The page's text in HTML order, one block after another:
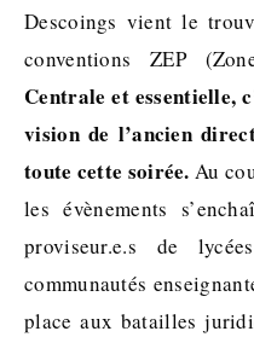
Descoings vient le
conventions ZEP
Centrale et essentielle,
vision de l’ancien
toute cette soirée. Au
les évènements
proviseur.e.s de
communautés
place aux batailles